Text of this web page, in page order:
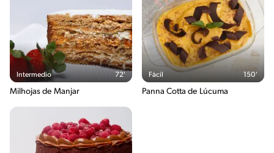
Intermedio 72'
Milhojas de Manjar
Fácil 150'
Panna Cotta de Lúcuma